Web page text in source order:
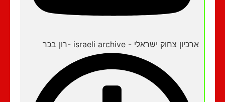
ארכיון צחוק ישראלי - israeli archive -רון בכר